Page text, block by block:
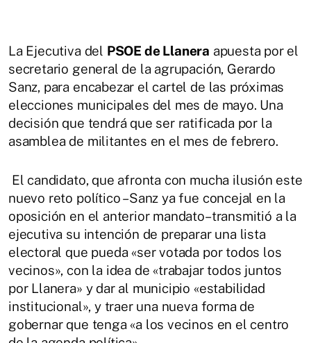
La Ejecutiva del PSOE de Llanera apuesta por el
secretario general de la agrupación, Gerardo
Sanz, para encabezar el cartel de las próximas
elecciones municipales del mes de mayo. Una
decisión que tendrá que ser ratificada por la
asamblea de militantes en el mes de febrero.
El candidato, que afronta con mucha ilusión este
nuevo reto político –Sanz ya fue concejal en la
oposición en el anterior mandato–transmitió a la
ejecutiva su intención de preparar una lista
electoral que pueda «ser votada por todos los
vecinos», con la idea de «trabajar todos juntos
por Llanera» y dar al municipio «estabilidad
institucional», y traer una nueva forma de
gobernar que tenga «a los vecinos en el centro